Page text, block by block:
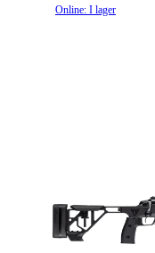
Online: I lager